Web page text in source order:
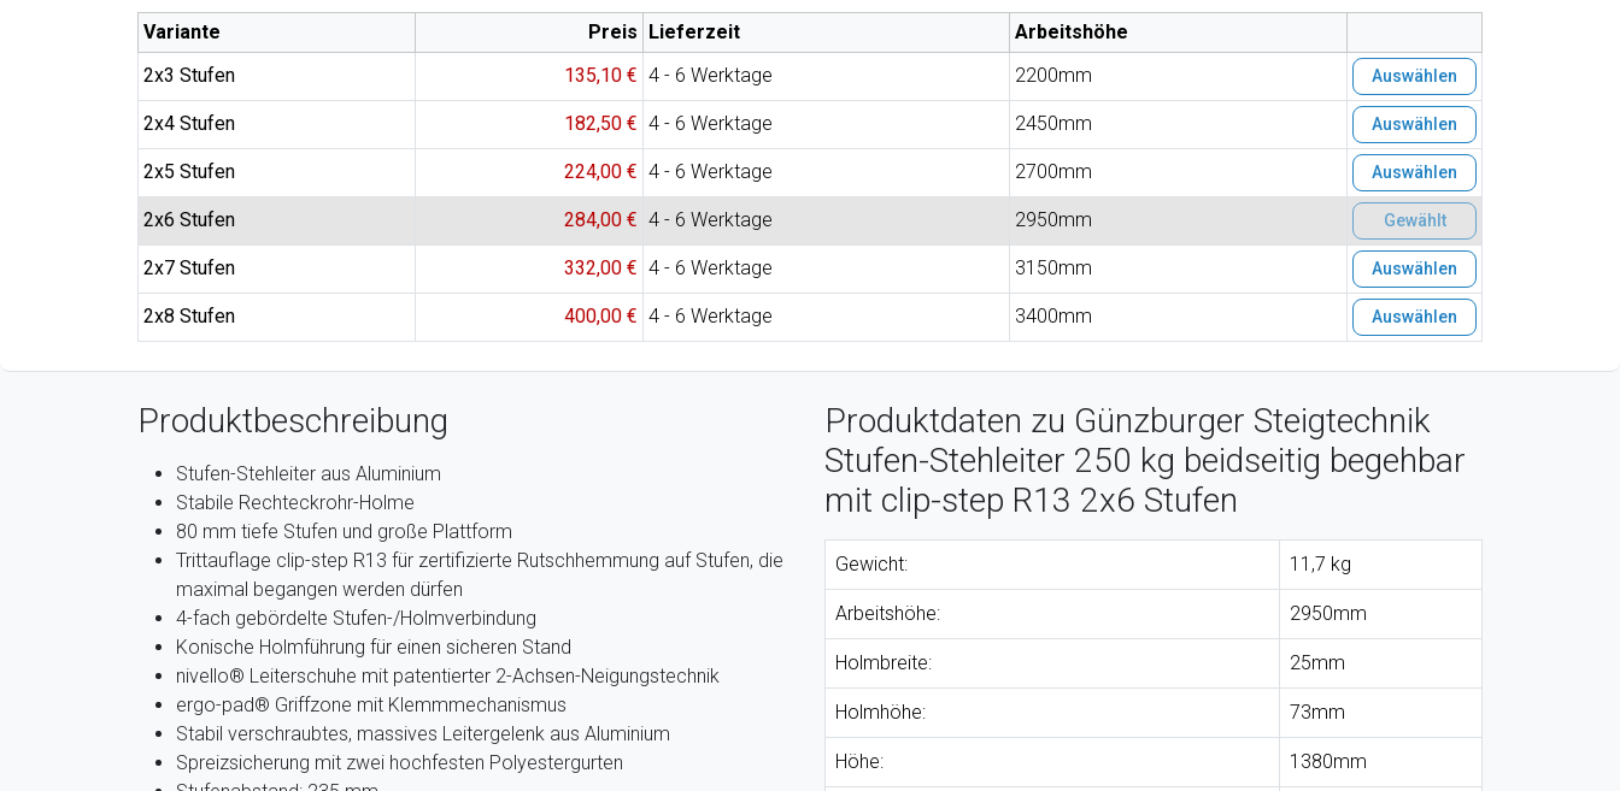
Variante Preis Lieferzeit
Arbeitshöhe
2x3 Stufen
135,10 € 4 - 6 Werktage 2200mm Auswählen
2x4 Stufen 182,50 € 4 - 6 Werktage 2450mm Auswählen
2x5 Stufen 224,00 € 4 - 6 Werktage 2700mm Auswählen
2x6 Stufen 284,00 € 4 - 6 Werktage 2950mm Gewählt
2x7 Stufen 332,00 € 4 - 6 Werktage 3150mm Auswählen
2x8 Stufen 400,00 € 4 - 6 Werktage 3400mm Auswählen
Produktbeschreibung
Stufen-Stehleiter aus Aluminium
Stabile Rechteckrohr-Holme
80 mm tiefe Stufen und große Plattform
Trittauflage clip-step R13 für zertifizierte Rutschhemmung auf Stufen, die
maximal begangen werden dürfen
4-fach gebördelte Stufen-/Holmverbindung
Konische Holmführung für einen sicheren Stand
nivello® Leiterschuhe mit patentierter 2-Achsen-Neigungstechnik
ergo-pad® Griffzone mit Klemmmechanismus
Stabil verschraubtes, massives Leitergelenk aus Aluminium
Spreizsicherung mit zwei hochfesten Polyestergurten
Produktdaten zu Günzburger Steigtechnik
Stufen-Stehleiter 250 kg beidseitig begehbar
mit clip-step R13 2x6 Stufen
Gewicht: 11,7 kg
Arbeitshöhe: 2950mm
Holmbreite: 25mm
Holmhöhe: 73mm
Höhe: 1380mm